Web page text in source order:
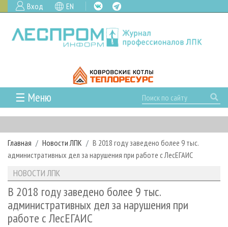
Вход EN
☰ Меню
ГЛАВНАЯ
РУБРИКИ И ТЕМЫ
РУБРИКИ ЖУРНАЛА
ЛЕСОЗАГОТОВКА
ЛЕСОПИЛЕНИЕ
ДЕРЕВООБРАБОТКА
НОВОСТИ
НОВОСТИ ЛПК
НОВОСТИ ЖУРНАЛА
НОВОСТИ КОМПАНИЙ
ПРОЕКТЫ ЛПИ
АНАЛИТИКА
ПРЕДПРИЯТИЯ ЛПК
ЛЕСНЫЕ РЕГИОНЫ РОССИИ
АРХИВ
АРХИВ ЖУРНАЛОВ
СТАТЬИ
О ЖУРНАЛЕ
ПОДПИСКА
РЕКЛАМОДАТЕЛЯМ
Главная Новости ЛПК
В 2018 году заведено более 9 тыс.
административных дел за нарушения при работе с ЛесЕГАИС
НОВОСТИ ЛПК
В 2018 году заведено более 9 тыс.
административных дел за нарушения при
работе с ЛесЕГАИС